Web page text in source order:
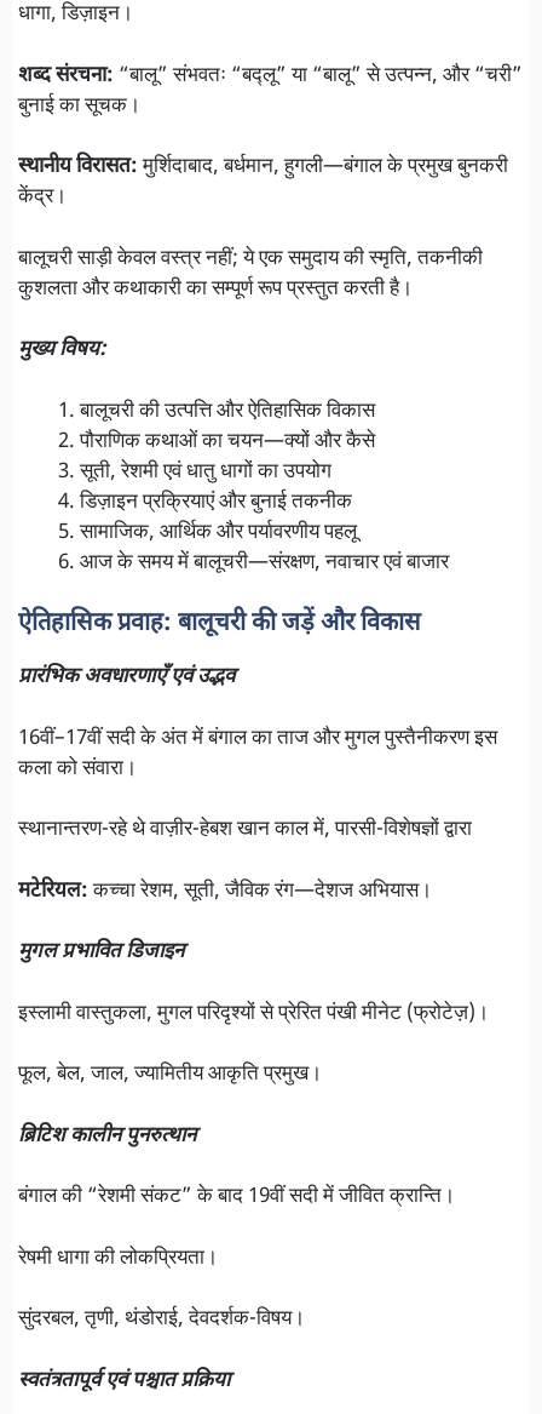
धागा, डिज़ाइन।
शब्द संरचना: “बालू” संभवतः “बद्लू” या “बालू” से उत्पन्न, और “चरी”
बुनाई का सूचक।
स्थानीय विरासत:मुर्शिदाबाद, बर्धमान, हुगली—बंगाल के प्रमुख बुनकरी
केंद्र।
बालूचरी साड़ी केवल वस्त्र नहीं; ये एक समुदाय की स्मृति, तकनीकी
कुशलता और कथाकारी का सम्पूर्ण रूप प्रस्तुत करती है।
मुख्य विषय:
बालूचरी की उत्पत्ति और ऐतिहासिक विकास
पौराणिक कथाओं का चयन—क्यों और कैसे
सूती, रेशमी एवं धातु धागों का उपयोग
डिज़ाइन प्रक्रियाएं और बुनाई तकनीक
सामाजिक, आर्थिक और पर्यावरणीय पहलू
आज के समय में बालूचरी—संरक्षण, नवाचार एवं बाजार
ऐतिहासिक प्रवाह: बालूचरी की जड़ें और विकास
प्रारंभिक अवधारणाएँ एवं उद्भव
16वीं–17वीं सदी के अंत में बंगाल का ताज और मुगल पुस्तैनीकरण इस
कला को संवारा।
स्थानान्तरण-रहे थे वाज़ीर-हेबश खान काल में, पारसी-विशेषज्ञों द्वारा
मटेरियल:कच्चा रेशम, सूती, जैविक रंग—देशज अभियास।
मुगल प्रभावित डिजाइन
इस्लामी वास्तुकला, मुगल परिदृश्यों से प्रेरित पंखी मीनेट (फ्रोटेज़)।
फूल, बेल, जाल, ज्यामितीय आकृति प्रमुख।
ब्रिटिश कालीन पुनरुत्थान
बंगाल की “रेशमी संकट” के बाद 19वीं सदी में जीवित क्रान्ति।
रेषमी धागा की लोकप्रियता।
सुंदरबल, तृणी, थंडोराई, देवदर्शक-विषय।
स्वतंत्रता­पूर्व एवं पश्चात प्रक्रिया